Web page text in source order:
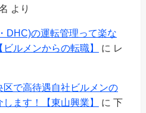
より
DHC)の運転管理って楽な
ルメンからの転職】
に レ
区で高待遇自社ビルメンの
ます！【東山興業】
に 下